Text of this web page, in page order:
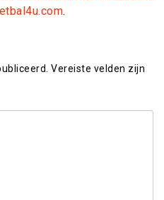
.
Vereiste velden zijn